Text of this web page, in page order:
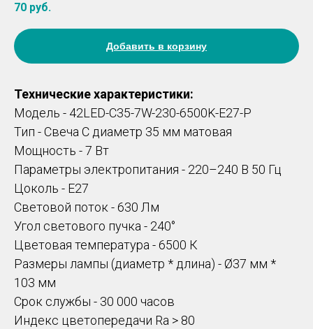
70 руб.
Добавить в корзину
Технические характеристики:
Модель - 42LED-C35-7W-230-6500K-E27-P
Тип - Свеча С диаметр 35 мм матовая
Мощность - 7 Вт
Параметры электропитания - 220–240 В 50 Гц
Цоколь - E27
Световой поток - 630 Лм
Угол светового пучка - 240°
Цветовая температура - 6500 К
Размеры лампы (диаметр * длина) - Ø37 мм *
103 мм
Срок службы - 30 000 часов
Индекс цветопередачи Ra > 80